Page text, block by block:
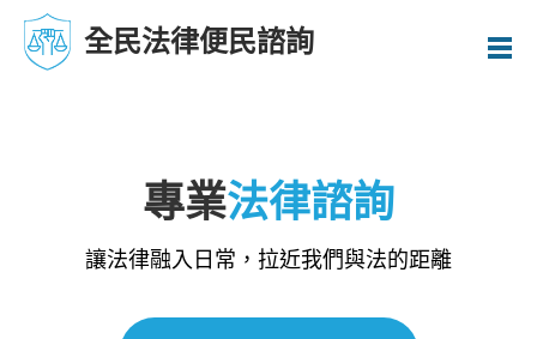
全民法律便民諮詢
專業法律諮詢
讓法律融入日常，拉近我們與法的距離